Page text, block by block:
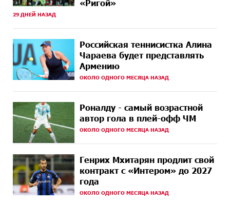
освобождению армянских заключенных,
осужденных в Азербайджане
14 ДНЕЙ
НАЗАД
Против кого вооружается Азербайджан? Аршак
Карапетян
14 ДНЕЙ
НАЗАД
При поддержке Ucom в спортивной школе Вайка
установлена солнечная электростанция мощностью
15 ДНЕЙ
НАЗАД
Новые финансовые навыки на «Давидбекских
играх»: Idram&IDBank
16 ДНЕЙ Кругом война. А вас вводят в заблуждение. Аршак
Карапетян
17 ДНЕЙ
НАЗАД
Центр продаж и обслуживания Ucom в Егварде
возобновил работу по новому адресу — ул.
Ереванян, 3/47
«Ригой»
29 ДНЕЙ НАЗАД
Российская теннисистка Алина
Чараева будет представлять
Армению
ОКОЛО ОДНОГО МЕСЯЦА НАЗАД
Роналду - самый возрастной
автор гола в плей-офф ЧМ
ОКОЛО ОДНОГО МЕСЯЦА НАЗАД
Генрих Мхитарян продлит свой
контракт с «Интером» до 2027
года
ОКОЛО ОДНОГО МЕСЯЦА НАЗАД